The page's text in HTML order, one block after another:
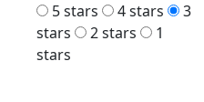
5 stars
4 stars
3
stars
2 stars
1
stars